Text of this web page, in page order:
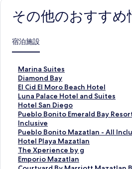
その他のおすすめ
宿泊施設
Marina Suites
M
a
r
i
n
a
S
u
i
t
e
Diamond Bay
D
i
a
m
o
n
d
B
a
y
El Cid El Moro Beach Hotel
E
l
C
i
d
E
l
M
o
Luna Palace Hotel and Suites
L
u
n
a
P
a
l
a
Hotel San Diego
H
o
t
e
l
S
a
Pueblo Bonito Emerald Bay
Inclusive
P
u
e
b
l
o
Pueblo Bonito Mazatlan - All
P
u
e
b
Hotel Playa Mazatlan
H
o
t
The Xperience by g
T
h
Emporio Mazatlan
E